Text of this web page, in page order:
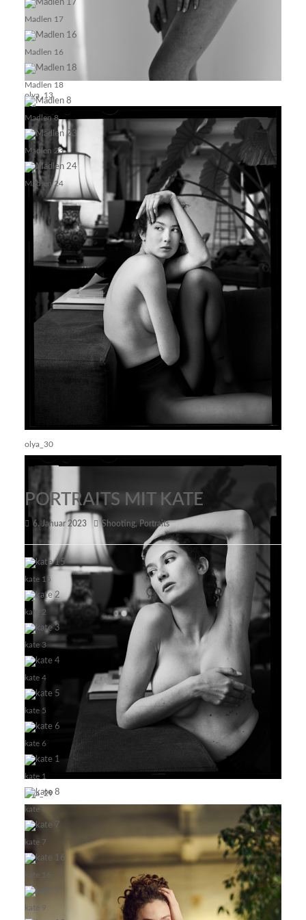
olya_13
olya_30
olya_29
Madlen 17
Madlen 16
Madlen 18
Madlen 8
Madlen 23
Madlen 24
PORTRAITS MIT KATE
6. Januar 2023 Shooting, Portraits
kate 15
kate 2
kate 3
kate 4
kate 5
kate 6
kate 1
kate 8
kate 7
kate 16
kate 9